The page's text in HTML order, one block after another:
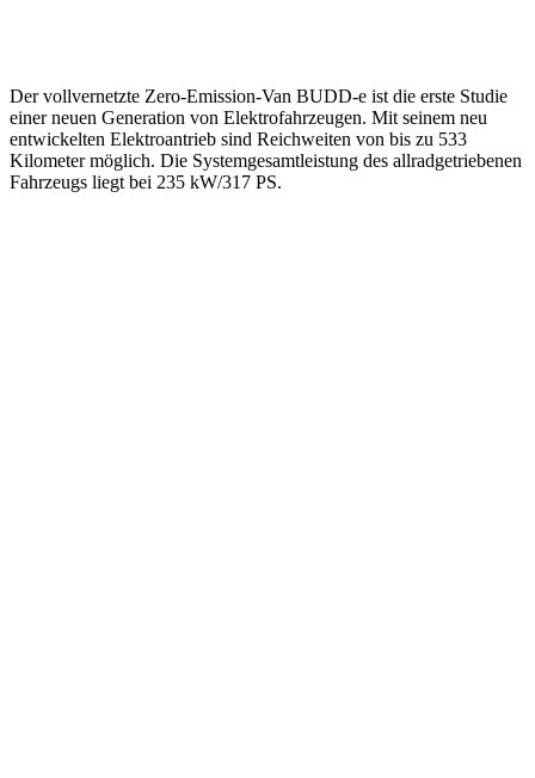
Der vollvernetzte Zero-Emission-Van BUDD-e ist die erste Studie
einer neuen Generation von Elektrofahrzeugen. Mit seinem neu
entwickelten Elektroantrieb sind Reichweiten von bis zu 533
Kilometer möglich. Die Systemgesamtleistung des allradgetriebenen
Fahrzeugs liegt bei 235 kW/317 PS.